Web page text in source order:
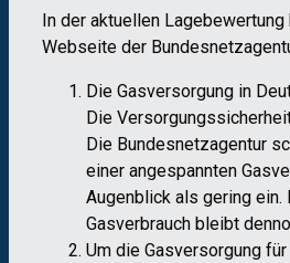
In der aktuellen
Webseite der
Die Gasversorgung in
Die
Die Bundesnetzagentur
einer angespannten
Augenblick als gering ein.
Gasverbrauch bleibt
Um die Gasversorgung